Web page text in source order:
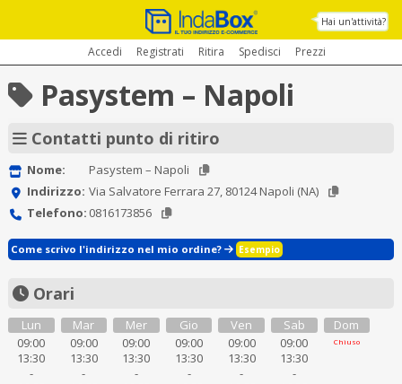
Hai un'attività?
Accedi Registrati Ritira Spedisci Prezzi
Pasystem – Napoli
Contatti punto di ritiro
Nome:
Pasystem – Napoli
Indirizzo: Via Salvatore Ferrara 27, 80124 Napoli (NA)
Telefono: 0816173856
Come scrivo l'indirizzo nel mio ordine? Esempio
Orari
Lun
09:00
13:30
-
Mar
09:00
13:30
-
Mer
09:00
13:30
-
Gio
09:00
13:30
-
Ven
09:00
13:30
-
Sab
09:00
13:30
-
Dom
Chiuso